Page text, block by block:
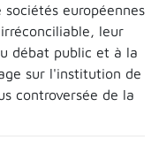
européennes
leur
débat public et à la
sur l'institution de
controversée de la